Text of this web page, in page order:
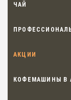
ЧАЙ
АКЦИИ
КОФЕМАШИНЫ В